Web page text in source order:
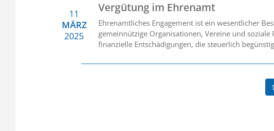
11
MÄRZ
2025
Vergütung im Ehrenamt
Ehrenamtliches Engagement ist ein wesentlicher
gemeinnützige Organisationen, Vereine und
finanzielle Entschädigungen, die steuerlich
1